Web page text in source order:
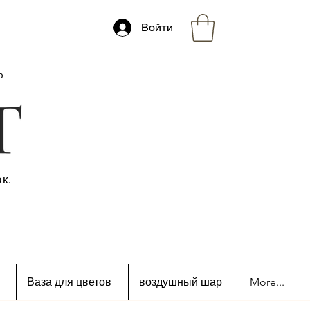
Войти
Ваза для цветов воздушный шар More...